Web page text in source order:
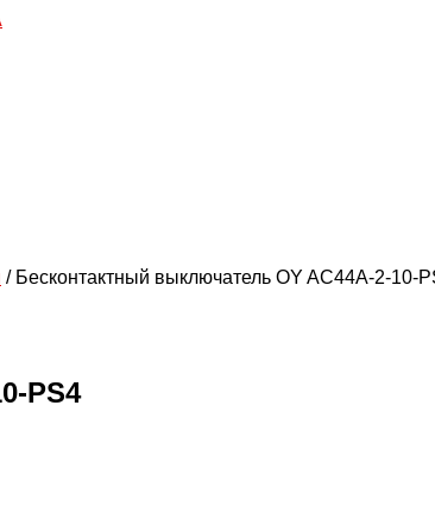
/ Бесконтактный выключатель OY AC44A-2-10-
PS4